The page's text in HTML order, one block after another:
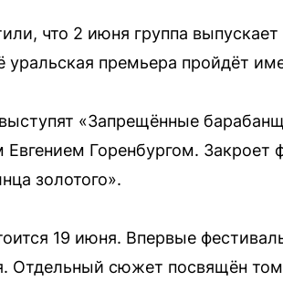
что 2 июня группа
уральская премьера пройдёт
«Запрещённые
Горенбургом. Закроет
золотого».
19 июня. Впервые
Отдельный сюжет посвящён